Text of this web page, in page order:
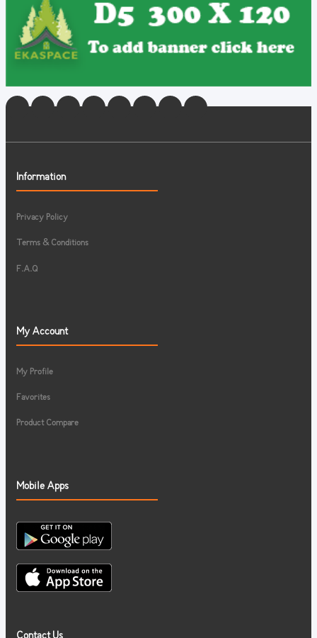
Information
Privacy Policy
Terms & Conditions
F.A.Q
My Account
My Profile
Favorites
Product Compare
Mobile Apps